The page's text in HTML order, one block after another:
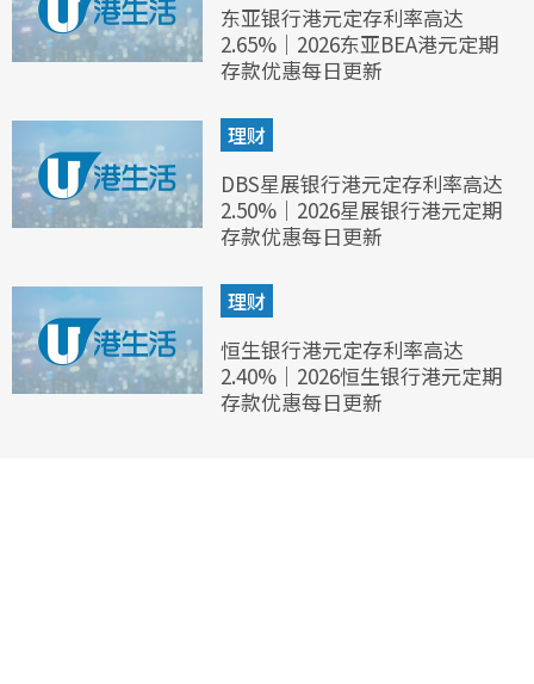
东亚银行港元定存利率高达
2.65%｜2026东亚BEA港元定期
存款优惠每日更新
理财
DBS星展银行港元定存利率高达
2.50%｜2026星展银行港元定期
存款优惠每日更新
理财
恒生银行港元定存利率高达
2.40%｜2026恒生银行港元定期
存款优惠每日更新